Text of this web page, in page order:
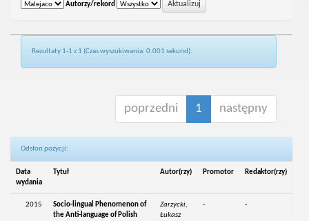
Autorzy/rekord
Rezultaty 1-1 z 1 (Czas wyszukiwania: 0.001 sekund).
poprzedni 1 następny
Odsłon pozycji:
Data
wydania
Tytuł Autor(rzy) Promotor Redaktor(rzy)
2015
Socio-lingual Phenomenon of
the Anti-language of Polish
Zarzycki,
Łukasz
- -